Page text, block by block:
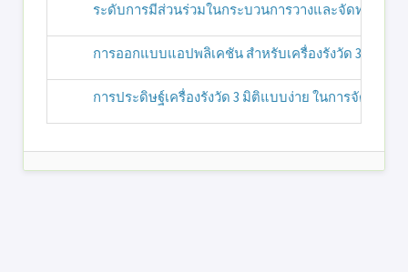
ระดับการมีส่วนร่วมในกระบวนการวางและจัดทําผังเ
การออกแบบแอปพลิเคชัน สำหรับเครื่องรังวัด 3 มิติ
การประดิษฐ์เครื่องรังวัด 3 มิติแบบง่าย ในการจัดทำ